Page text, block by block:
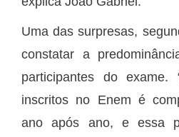
Uma das surpresas,
constatar a
participantes do exame.
inscritos no Enem é
ano após ano, e essa